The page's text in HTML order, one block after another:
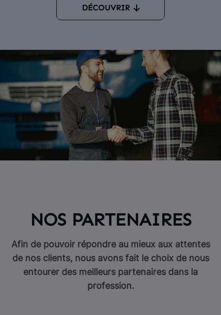
DÉCOUVRIR
NOS PARTENAIRES
Afin de pouvoir répondre au mieux aux attentes
de nos clients, nous avons fait le choix de nous
entourer des meilleurs partenaires dans la
profession.